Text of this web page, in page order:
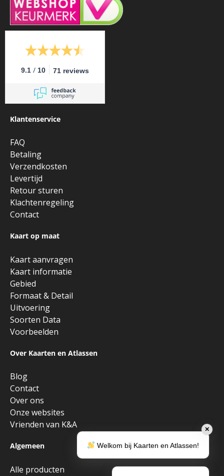
9.1 / 10 71 reviews
Klantenservice
FAQ
Betaling
Verzendkosten
Levertijd
Retour sturen
Klachtenregeling
Contact
Kaart op maat
Kaart aanvragen
Kaart informatie
Gebied
Formaat & Detail
Uitvoering
Soorten Data
Voorbeelden
Over Kaarten en Atlassen
Blog
Contact
Over ons
Onze websites
Vrienden van K&A
Algemeen
Alle producten
✕
Welkom bij Kaarten en Atlassen!